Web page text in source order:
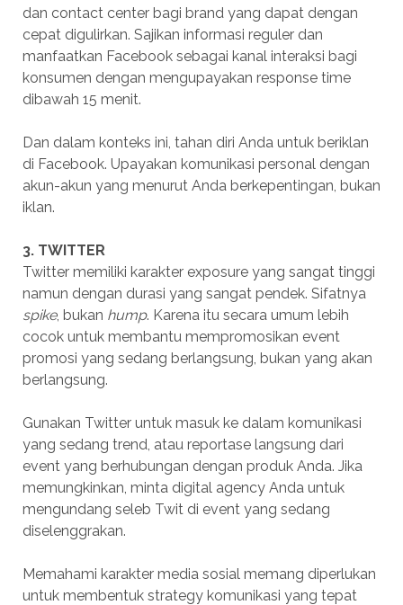
dan contact center bagi brand yang dapat dengan
cepat digulirkan. Sajikan informasi reguler dan
manfaatkan Facebook sebagai kanal interaksi bagi
konsumen dengan mengupayakan response time
dibawah 15 menit.
Dan dalam konteks ini, tahan diri Anda untuk beriklan
di Facebook. Upayakan komunikasi personal dengan
akun-akun yang menurut Anda berkepentingan, bukan
iklan.
3. TWITTER
Twitter memiliki karakter exposure yang sangat tinggi
namun dengan durasi yang sangat pendek. Sifatnya
spike, bukan hump. Karena itu secara umum lebih
cocok untuk membantu mempromosikan event
promosi yang sedang berlangsung, bukan yang akan
berlangsung.
Gunakan Twitter untuk masuk ke dalam komunikasi
yang sedang trend, atau reportase langsung dari
event yang berhubungan dengan produk Anda. Jika
memungkinkan, minta digital agency Anda untuk
mengundang seleb Twit di event yang sedang
diselenggrakan.
Memahami karakter media sosial memang diperlukan
untuk membentuk strategy komunikasi yang tepat